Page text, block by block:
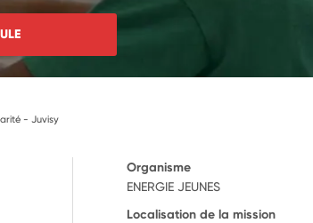
- Juvisy
Organisme
ENERGIE JEUNES
Localisation de la mission